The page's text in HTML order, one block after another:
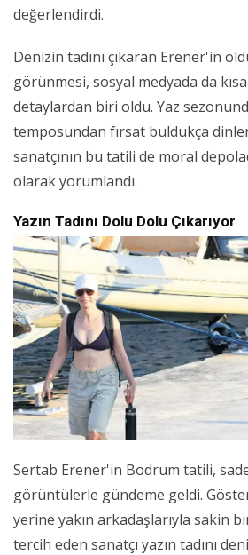
değerlendirdi.
Denizin tadını çıkaran Erener'in
görünmesi, sosyal medyada da
detaylardan biri oldu. Yaz
temposundan fırsat buldukça
sanatçının bu tatili de moral
olarak yorumlandı.
Yazın Tadını Dolu Dolu Çıkarıyor
Sertab Erener'in Bodrum tatili,
görüntülerle gündeme geldi.
yerine yakın arkadaşlarıyla sakin
tercih eden sanatçı yazın tadını